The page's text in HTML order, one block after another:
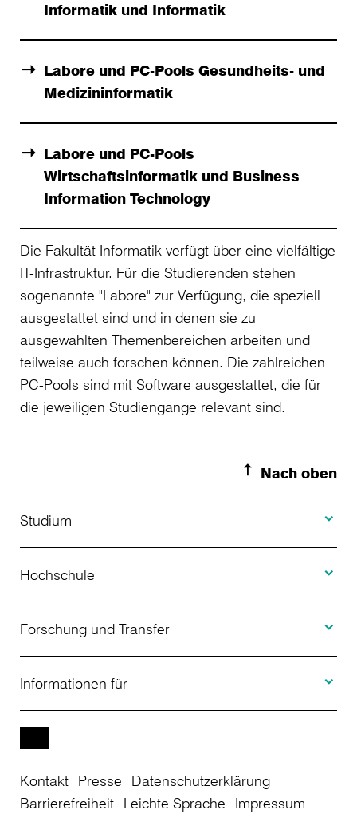
Informatik und Informatik
Labore und PC-Pools Gesundheits- und
Medizininformatik
Labore und PC-Pools
Wirtschaftsinformatik und Business
Information Technology
Die Fakultät Informatik verfügt über eine vielfältige
IT-Infrastruktur. Für die Studierenden stehen
sogenannte "Labore" zur Verfügung, die speziell
ausgestattet sind und in denen sie zu
ausgewählten Themenbereichen arbeiten und
teilweise auch forschen können. Die zahlreichen
PC-Pools sind mit Software ausgestattet, die für
die jeweiligen Studiengänge relevant sind.
Nach oben
Studium
Studienangebot
Bewerbung
Studienberatung
Weiterbildung
Studienkolleg
Hochschule
Über uns
Aktuelles
Einrichtungen
Forschung und Transfer
Projekte
Informationen für
Studierende
Kontakt Presse
Datenschutzerklärung
Barrierefreiheit Leichte Sprache Impressum